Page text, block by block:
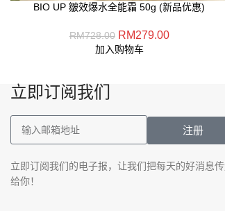
BIO UP 皺效爆水全能霜 50g (新品优惠)
RM728.00 RM279.00
加入购物车
立即订阅我们
注册
立即订阅我们的电子报，让我们把每天的好消息
给你！